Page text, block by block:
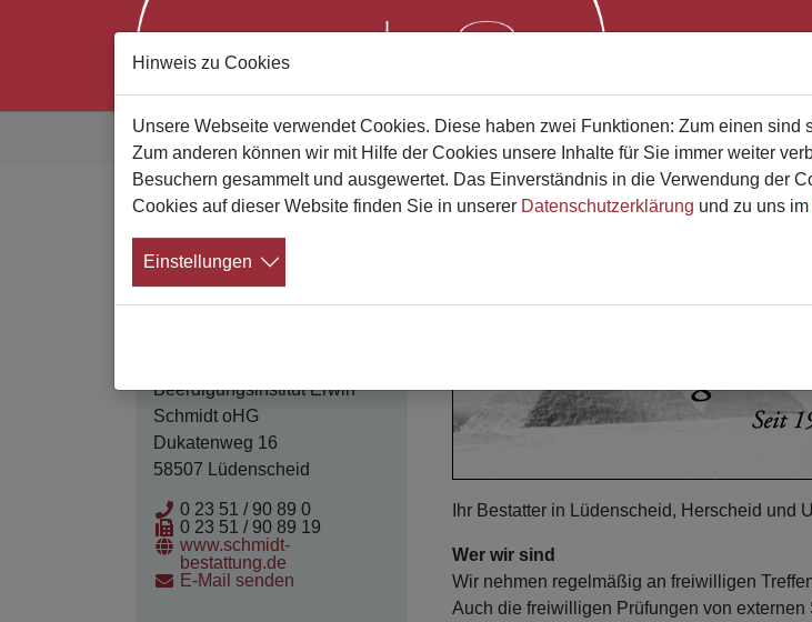
Zum Hauptinhalt springen
Sie sind hier:
Gute Bestatter Bestatterliste Details
Kontakt
Beerdigungsinstitut Erwin
Schmidt oHG
Dukatenweg 16
58507 Lüdenscheid
0 23 51 / 90 89 0
0 23 51 / 90 89 19
www.schmidt-
bestattung.de
E-Mail senden
Beerdigungsinstitut
Ihr Bestatter in Lüdenscheid, Herscheid und
Wer wir sind
Wir nehmen regelmäßig an freiwilligen
Auch die freiwilligen Prüfungen von
Hinweis zu Cookies
Unsere Webseite verwendet Cookies. Diese haben zwei Funktionen: Zum einen
Zum anderen können wir mit Hilfe der Cookies unsere Inhalte für Sie immer weiter
Besuchern gesammelt und ausgewertet. Das Einverständnis in die Verwendung der
Cookies auf dieser Website finden Sie in unserer Datenschutzerklärung und zu uns im
Einstellungen